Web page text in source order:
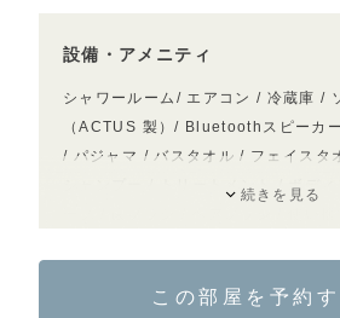
設備・アメニティ
シャワールーム/ エアコン / 冷蔵庫 /
（ACTUS 製）/ Bluetoothスピーカ
/ パジャマ / バスタオル / フェイスタ
シャンプー / トリートメント / ボディ
続きを見る
この部屋を予約す